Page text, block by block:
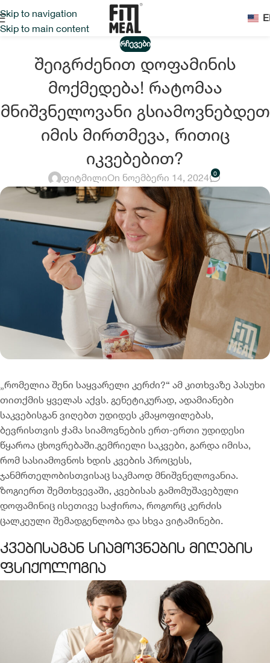
Skip to navigation
Skip to main content
ᲠᲩᲔᲕᲔᲑᲘ
შეიგრძენით დოფამინის
მოქმედება! რატომაა
მნიშვნელოვანი გსიამოვნებდეთ
იმის მირთმევა, რითიც
იკვებებით?
ფიტმილიOn ნოემბერი 14, 2024 0
„რომელია შენი საყვარელი კერძი?“ ამ კითხვაზე პასუხი
თითქმის ყველას აქვს. გენეტიკურად, ადამიანები
საკვებისგან ვიღებთ უდიდეს კმაყოფილებას,
ბევრისთვის ჭამა სიამოვნების ერთ-ერთი უდიდესი
წყაროა ცხოვრებაში.გემრიელი საკვები, გარდა იმისა,
რომ სასიამოვნოს ხდის კვების პროცესს,
ჯანმრთელობისთვისაც საკმაოდ მნიშვნელოვანია.
ზოგიერთ შემთხვევაში, კვებისას გამომუშავებული
დოფამინიც ისეთივე საჭიროა, როგორც კერძის
ცალკეული შემადგენლობა და სხვა ვიტამინები.
კვებისაგან სიამოვნების მიღების
ფსიქოლოგია